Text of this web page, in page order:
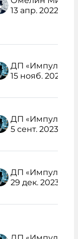
13 апр. 2022
15 нояб. 2023
5 сент. 2023
29 дек. 2023